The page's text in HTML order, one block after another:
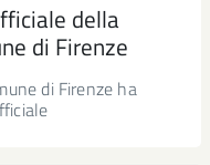
della
di Firenze
di Firenze ha